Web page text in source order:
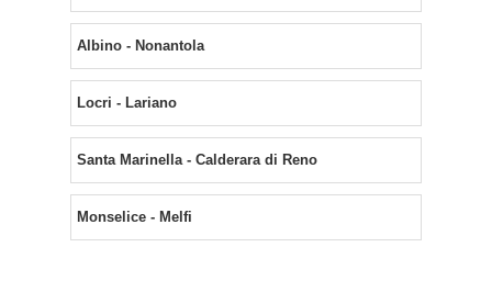
Albino - Nonantola
Locri - Lariano
Santa Marinella - Calderara di Reno
Monselice - Melfi